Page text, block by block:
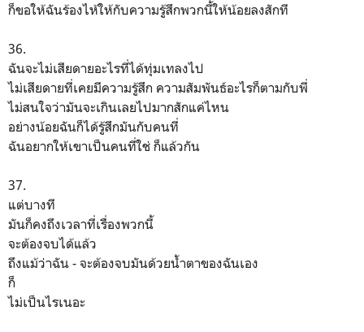
ก็ขอให้ฉันร้องไห้ให้กับความรู้สึกพวกนี้ให้น้อยลงสักที
36.
ฉันจะไม่เสียดายอะไรที่ได้ทุ่มเทลงไป
ไม่เสียดายที่เคยมีความรู้สึก ความสัมพันธ์อะไรก็ตามกับพี่
ไม่สนใจว่ามันจะเกินเลยไปมากสักแค่ไหน
อย่างน้อยฉันก็ได้รู้สึกมันกับคนที่
ฉันอยากให้เขาเป็นคนที่ใช่ ก็แล้วกัน
37.
แต่บางที
มันก็คงถึงเวลาที่เรื่องพวกนี้
จะต้องจบได้แล้ว
ถึงแม้ว่าฉัน - จะต้องจบมันด้วยน้ำตาของฉันเอง
ก็
ไม่เป็นไรเนอะ